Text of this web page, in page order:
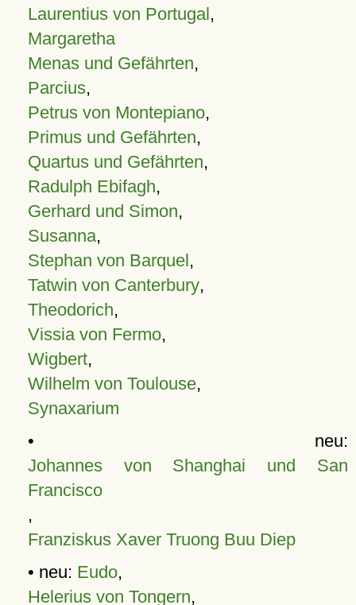
Laurentius von Portugal,
Margaretha
Menas und Gefährten,
Parcius,
Petrus von Montepiano,
Primus und Gefährten,
Quartus und Gefährten,
Radulph Ebifagh,
Gerhard und Simon,
Susanna,
Stephan von Barquel,
Tatwin von Canterbury,
Theodorich,
Vissia von Fermo,
Wigbert,
Wilhelm von Toulouse,
Synaxarium
• neu:
Johannes von Shanghai und San
Francisco
,
Franziskus Xaver Truong Buu Diep
• neu: Eudo,
Helerius von Tongern,